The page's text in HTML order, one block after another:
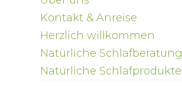
Kontakt & Anreise
Herzlich willkommen
Natürliche Schlafberatung
Natürliche Schlafprodukte